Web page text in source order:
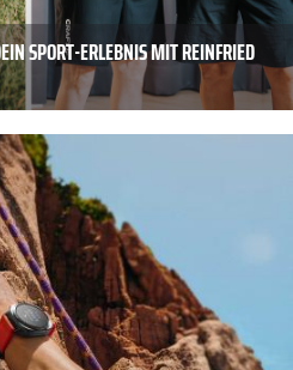
SPORT-ERLEBNIS MIT REINFRIED